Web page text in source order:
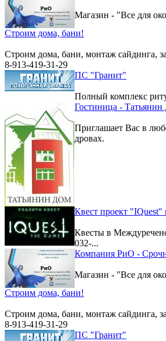
Магазин - "Все для
Строим дома, бани!
Строим дома, бани, монтаж сайдинга,
8-913-419-31-29
ПС "Гранит"
Полный комплекс
Гостиница -
Приглашает Вас в
дровах.
Квест проект "IQuest"
Квесты в
032-...
Компания РиО -
Магазин - "Все для
Строим дома, бани!
Строим дома, бани, монтаж сайдинга,
8-913-419-31-29
ПС "Гранит"